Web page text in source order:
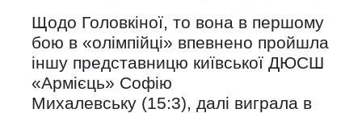
Щодо Головкіної, то вона в першому
бою в «олімпійці» впевнено пройшла
іншу представницю київської ДЮСШ
«Армієць» Софію
Михалевську (15:3), далі виграла в